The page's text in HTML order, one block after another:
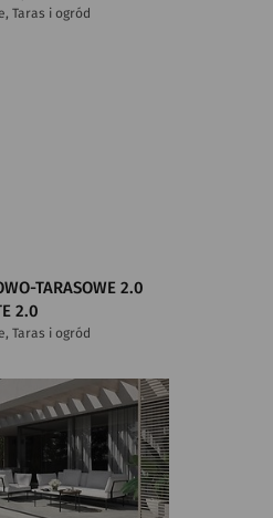
Taras i ogród
TARASOWE 2.0
2.0
Taras i ogród